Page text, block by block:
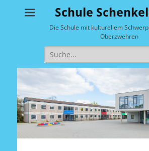
Schule
Die Schule mit kulturellem
Oberzwehren
Suche
nach: